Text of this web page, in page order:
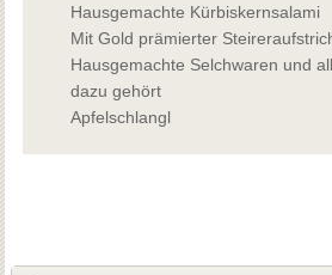
Hausgemachte Kürbiskernsalami
Mit Gold prämierter
Hausgemachte Selchwaren und
dazu gehört
Apfelschlangl